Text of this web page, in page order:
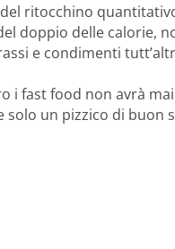
ritocchino
doppio delle calorie,
e condimenti
i fast food non avrà
solo un pizzico di buon